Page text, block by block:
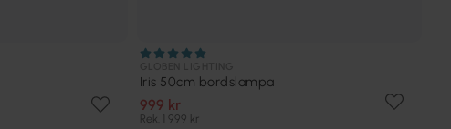
Iris 50cm bordslampa
999 kr
Rek. 1 999 kr